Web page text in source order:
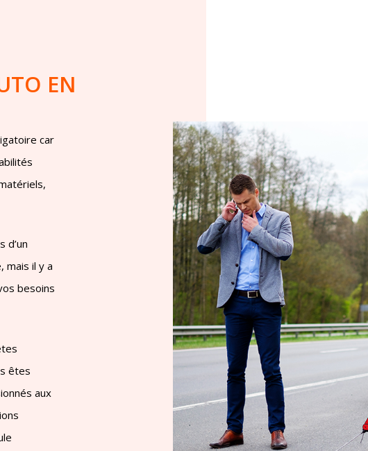
EN
car
d’un
mais il y a
besoins
êtes
aux